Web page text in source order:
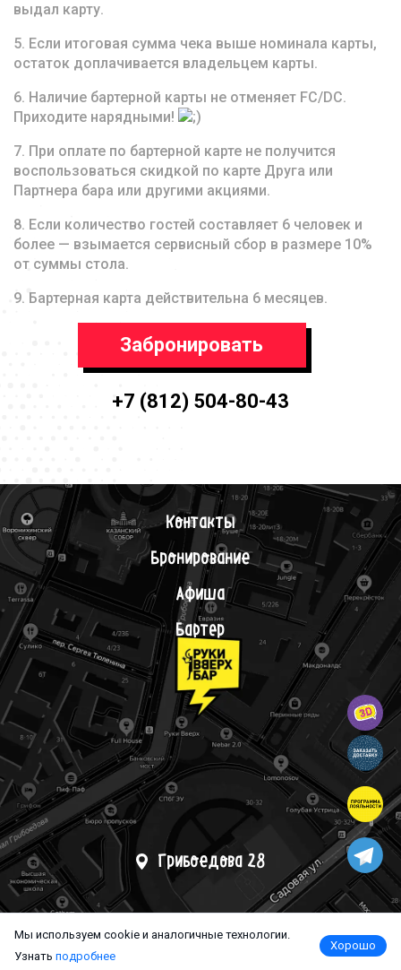
выдал карту.
5. Если итоговая сумма чека выше номинала карты,
остаток доплачивается владельцем карты.
6. Наличие бартерной карты не отменяет FC/DC.
Приходите нарядными!
7. При оплате по бартерной карте не получится
воспользоваться скидкой по карте Друга или
Партнера бара или другими акциями.
8. Если количество гостей составляет 6 человек и
более — взымается сервисный сбор в размере 10%
от суммы стола.
9. Бартерная карта действительна 6 месяцев.
Забронировать
+7 (812) 504-80-43
Контакты
Бронирование
Афиша
Бартер
Грибоедова 28
Мы используем cookie и аналогичные технологии.
Узнать подробнее
Хорошо